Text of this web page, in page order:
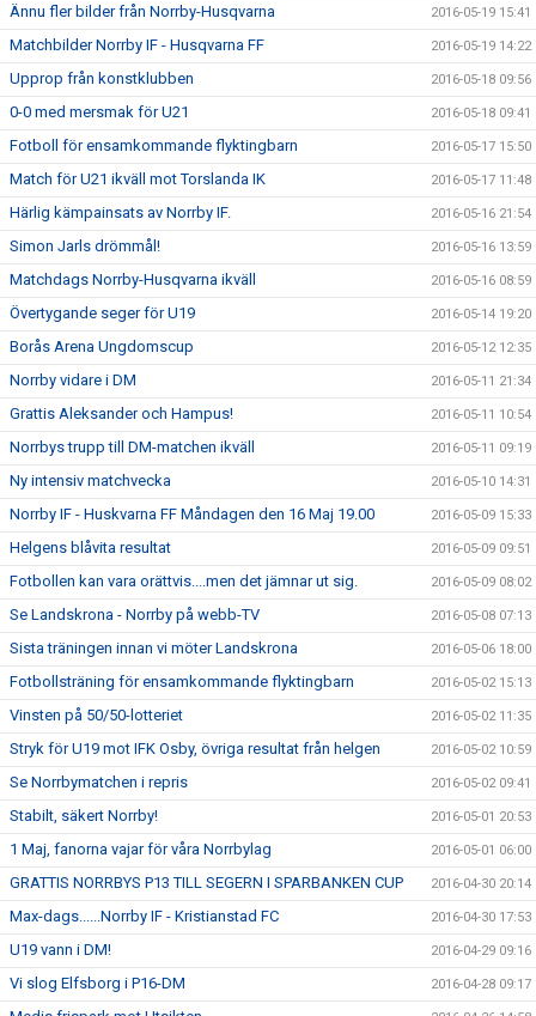
Ännu fler bilder från Norrby-Husqvarna 2016-05-19 15:41
Matchbilder Norrby IF - Husqvarna FF 2016-05-19 14:22
Upprop från konstklubben 2016-05-18 09:56
0-0 med mersmak för U21 2016-05-18 09:41
Fotboll för ensamkommande flyktingbarn 2016-05-17 15:50
Match för U21 ikväll mot Torslanda IK 2016-05-17 11:48
Härlig kämpainsats av Norrby IF. 2016-05-16 21:54
Simon Jarls drömmål! 2016-05-16 13:59
Matchdags Norrby-Husqvarna ikväll 2016-05-16 08:59
Övertygande seger för U19 2016-05-14 19:20
Borås Arena Ungdomscup 2016-05-12 12:35
Norrby vidare i DM 2016-05-11 21:34
Grattis Aleksander och Hampus! 2016-05-11 10:54
Norrbys trupp till DM-matchen ikväll 2016-05-11 09:19
Ny intensiv matchvecka 2016-05-10 14:31
Norrby IF - Huskvarna FF Måndagen den 16 Maj 19.00 2016-05-09 15:33
Helgens blåvita resultat 2016-05-09 09:51
Fotbollen kan vara orättvis....men det jämnar ut sig. 2016-05-09 08:02
Se Landskrona - Norrby på webb-TV 2016-05-08 07:13
Sista träningen innan vi möter Landskrona 2016-05-06 18:00
Fotbollsträning för ensamkommande flyktingbarn 2016-05-02 15:13
Vinsten på 50/50-lotteriet 2016-05-02 11:35
Stryk för U19 mot IFK Osby, övriga resultat från helgen 2016-05-02 10:59
Se Norrbymatchen i repris 2016-05-02 09:41
Stabilt, säkert Norrby! 2016-05-01 20:53
1 Maj, fanorna vajar för våra Norrbylag 2016-05-01 06:00
GRATTIS NORRBYS P13 TILL SEGERN I SPARBANKEN CUP 2016-04-30 20:14
Max-dags......Norrby IF - Kristianstad FC 2016-04-30 17:53
U19 vann i DM! 2016-04-29 09:16
Vi slog Elfsborg i P16-DM 2016-04-28 09:17